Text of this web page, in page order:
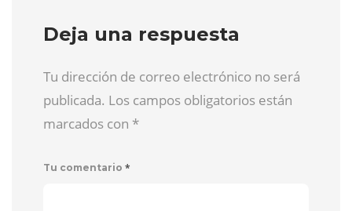
Deja una respuesta
Tu dirección de correo electrónico no será
publicada. Los campos obligatorios están
marcados con *
Tu comentario *